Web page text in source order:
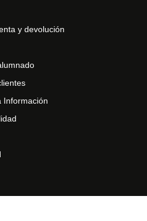
y devolución
Información